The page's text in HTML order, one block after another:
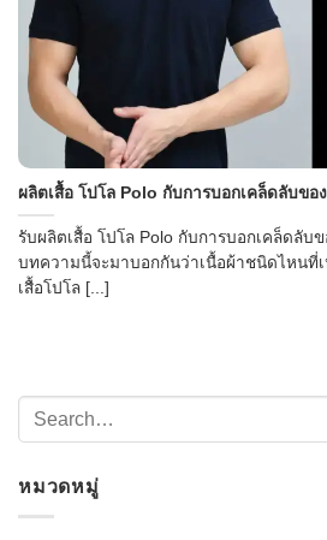
ผลิตเสื้อ โปโล Polo กับการบอกเคล็ดลับขอ
รับผลิตเสื้อ โปโล Polo กับการบอกเคล็ดลับ
บทความนี้จะมาบอกกันว่าเนื้อผ้าชนิดไหนที่
เสื้อโปโล [...]
หมวดหมู่